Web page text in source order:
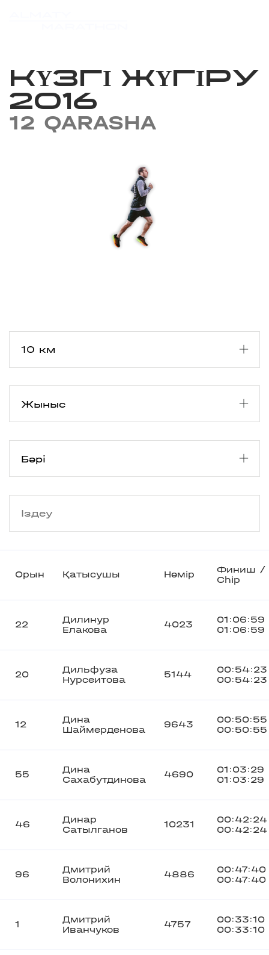
КҮЗГІ ЖҮГІРУ
2016
12 QARASHA
Орын Қатысушы Нөмір
Финиш /
Chip
22
Дилинур
Елакова
4023
01:06:59
01:06:59
20
Дильфуза
Нурсеитова
5144
00:54:23
00:54:23
12
Дина
Шаймерденова
9643
00:50:55
00:50:55
55
Дина
Сахабутдинова
4690
01:03:29
01:03:29
46
Динар
Сатылганов
10231
00:42:24
00:42:24
96
Дмитрий
Волонихин
4886
00:47:40
00:47:40
1
Дмитрий
Иванчуков
4757
00:33:10
00:33:10